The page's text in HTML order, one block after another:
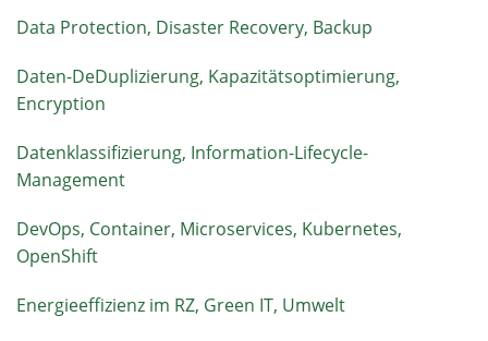
Data Protection, Disaster Recovery, Backup
Daten-DeDuplizierung, Kapazitätsoptimierung,
Encryption
Datenklassifizierung, Information-Lifecycle-
Management
DevOps, Container, Microservices, Kubernetes,
OpenShift
Energieeffizienz im RZ, Green IT, Umwelt